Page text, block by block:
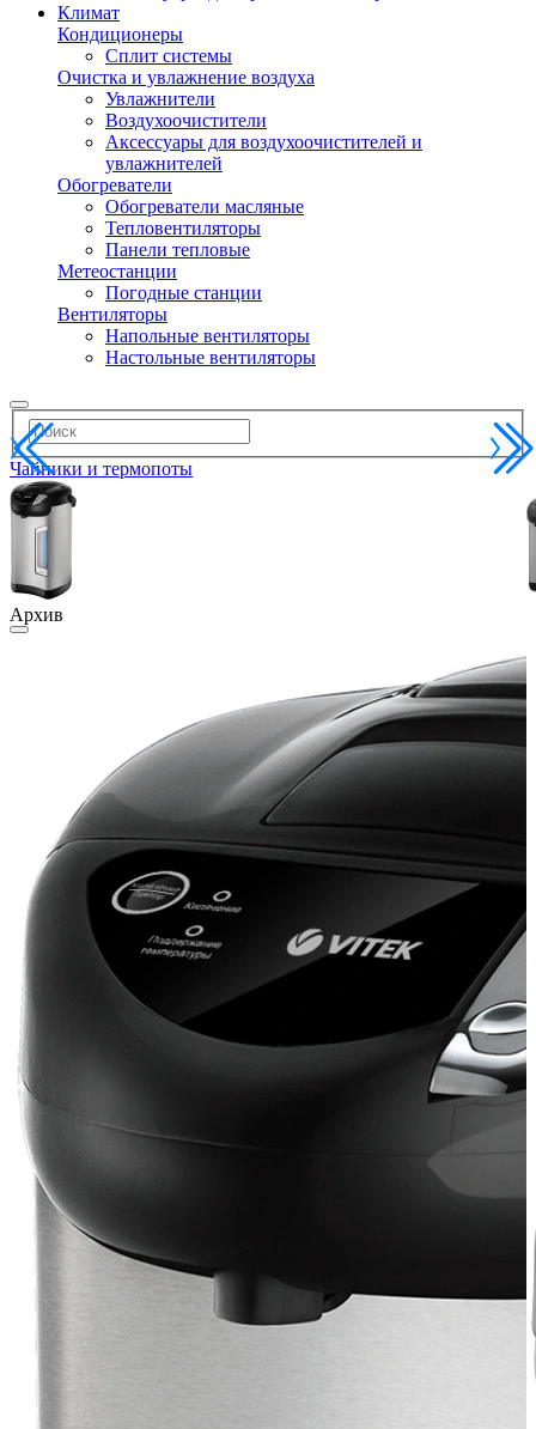
Климат
Кондиционеры
Сплит системы
Очистка и увлажнение воздуха
Увлажнители
Воздухоочистители
Аксессуары для воздухоочистителей и
увлажнителей
Обогреватели
Обогреватели масляные
Тепловентиляторы
Панели тепловые
Метеостанции
Погодные станции
Вентиляторы
Напольные вентиляторы
Настольные вентиляторы
Чайники и термопоты
Архив